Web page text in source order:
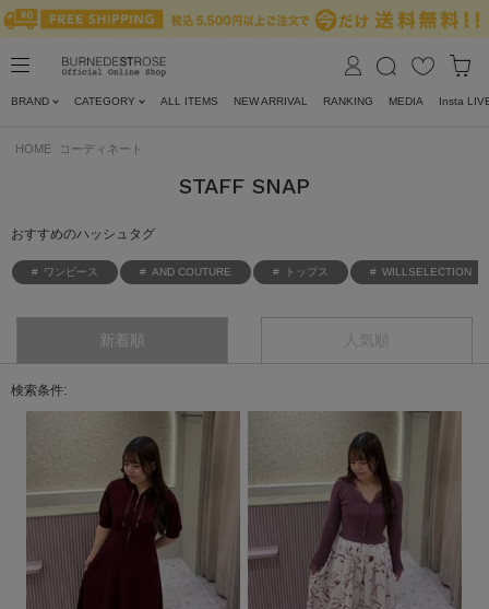
BRAND CATEGORY ALL ITEMS NEW ARRIVAL RANKING MEDIA Insta
HOME コーディネート
STAFF SNAP
おすすめのハッシュタグ
ワンピース AND COUTURE トップス WILLSELECTION
新着順 人気順